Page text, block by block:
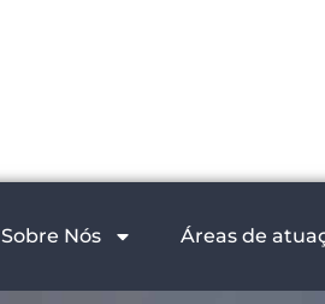
Sobre Nós Áreas de